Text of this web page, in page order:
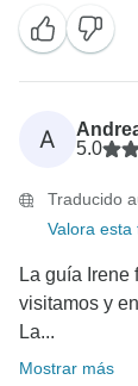
A
5.0
Traducido
Valora esta
La guía Irene
visitamos y
La...
Mostrar más